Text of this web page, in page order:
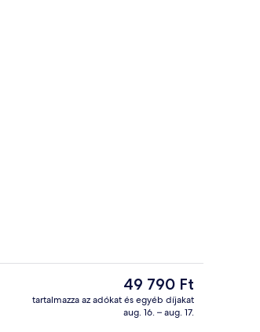
Széf a szobában és vasaló/
A
jelenlegi
ár
49 790 Ft
tartalmazza az adókat és egyéb díjakat
aug. 16. – aug. 17.